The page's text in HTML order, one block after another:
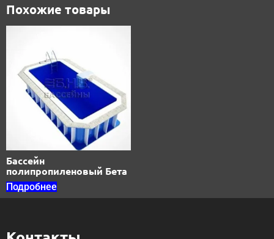
Похожие товары
Бассейн
полипропиленовый Бета
Подробнее